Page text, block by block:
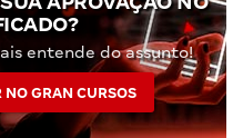
entende do assunto!
GRAN CURSOS